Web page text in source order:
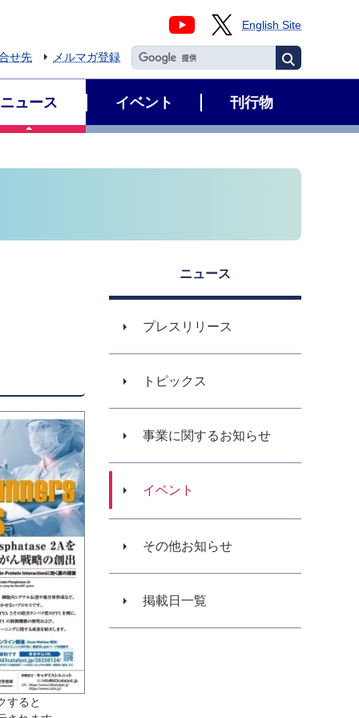
English Site
せ先 メルマガ登録
ニュース イベント 刊行物
すると
ニュース
プレスリリース
トピックス
事業に関するお知らせ
イベント
その他お知らせ
掲載日一覧